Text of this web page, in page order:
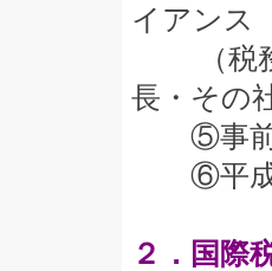
イアンス
（税務
長・その
⑤事前
⑥平成
２．国際